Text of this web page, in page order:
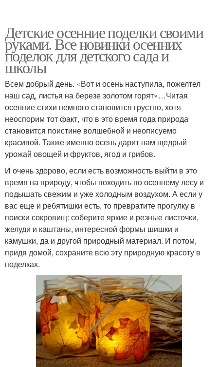
Детские осенние поделки своими
руками. Все новинки осенних
поделок для детского сада и
школы
Всем добрый день. «Вот и осень наступила, пожелтел
наш сад, листья на березе золотом горят»…Читая
осенние стихи немного становится грустно, хотя
неоспорим тот факт, что в это время года природа
становится поистине волшебной и неописуемо
красивой. Также именно осень дарит нам щедрый
урожай овощей и фруктов, ягод и грибов.
И очень здорово, если есть возможность выйти в это
время на природу, чтобы походить по осеннему лесу и
подышать свежим и уже холодным воздухом. А если у
вас еще и ребятишки есть, то превратите прогулку в
поиски сокровищ: соберите яркие и резные листочки,
желуди и каштаны, интересной формы шишки и
камушки, да и другой природный материал. И потом,
придя домой, сохраните всю эту природную красоту в
поделках.